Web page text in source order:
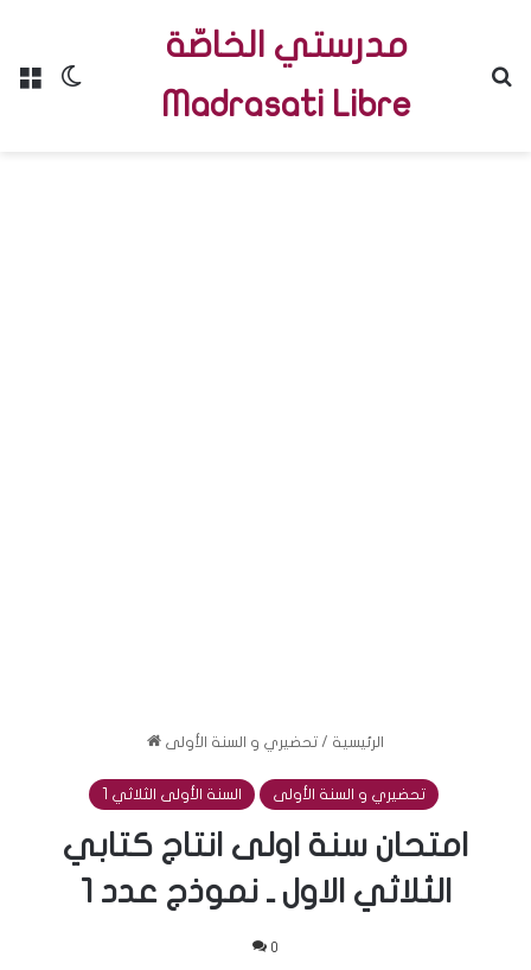
Menu
مدرستي الخاصّة
Madrasati Libre
الرئيسية / تحضيري و السنة الأولى
السنة الأولى الثلاثي 1 تحضيري و السنة الأولى
امتحان سنة اولى انتاج كتابي
الثلاثي الاول ـ نموذج عدد 1
0